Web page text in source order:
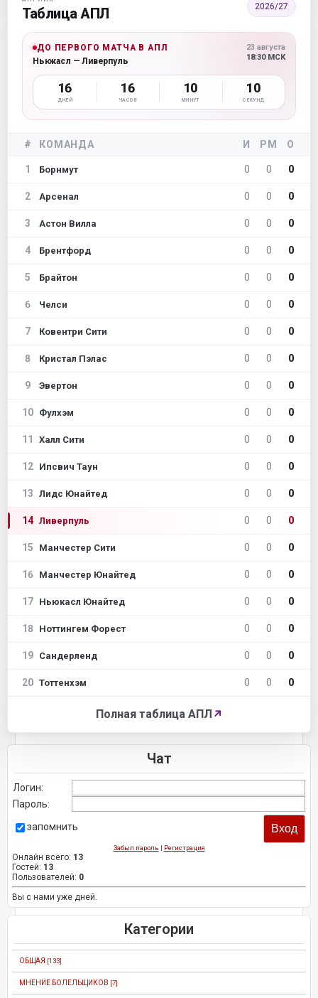
Таблица АПЛ 2026/27
ДО ПЕРВОГО МАТЧА В АПЛ
Ньюкасл — Ливерпуль
23 августа
18:30 МСК
16
ДНЕЙ
16
ЧАСОВ
10
МИНУТ
09
СЕКУНД
# КОМАНДА И РМ О
1 Борнмут 0 0 0
2 Арсенал 0 0 0
3 Астон Вилла 0 0 0
4 Брентфорд 0 0 0
5 Брайтон 0 0 0
6 Челси 0 0 0
7 Ковентри Сити 0 0 0
8 Кристал Пэлас 0 0 0
9 Эвертон 0 0 0
10 Фулхэм 0 0 0
11 Халл Сити 0 0 0
12 Ипсвич Таун 0 0 0
13 Лидс Юнайтед 0 0 0
14 Ливерпуль 0 0 0
15 Манчестер Сити 0 0 0
16 Манчестер Юнайтед 0 0 0
17 Ньюкасл Юнайтед 0 0 0
18 Ноттингем Форест 0 0 0
19 Сандерленд 0 0 0
20 Тоттенхэм 0 0 0
Полная таблица АПЛ ↗
Чат
Логин:
Пароль:
запомнить
Забыл пароль | Регистрация
Онлайн всего: 13
Гостей: 13
Пользователей: 0
Вы с нами уже дней.
Категории
ОБЩАЯ [133]
МНЕНИЕ БОЛЕЛЬЩИКОВ [7]